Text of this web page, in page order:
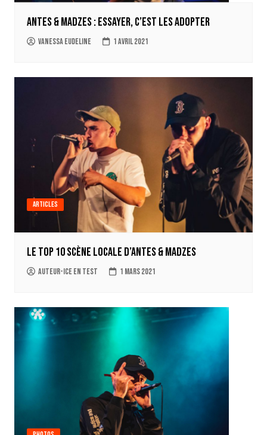
Antes & Madzes : Essayer, c’est les adopter
Vanessa Eudeline 1 avril 2021
Articles
Le top 10 scène locale d’Antes & Madzes
auteur-ice en test 1 mars 2021